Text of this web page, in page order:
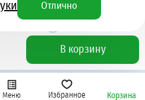
Меню Избранное Корзина
В корзину
Отлично